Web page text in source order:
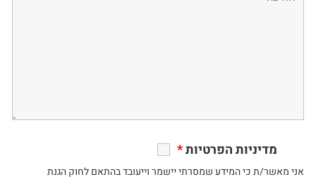
מדיניות הפרטיות*
אני מאשר/ת כי המידע שמסרתי יישמר וייעובד בהתאם לחוק הגנת